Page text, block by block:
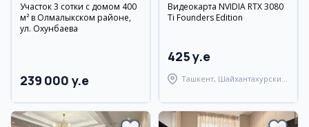
Участок 3 сотки с домом 400
м² в Олмалыкском районе,
ул. Охунбаева
239 000 y.e
Видеокарта NVIDIA RTX 3080
Ti Founders Edition
425 y.e
Ташкент, Шайхантахурский